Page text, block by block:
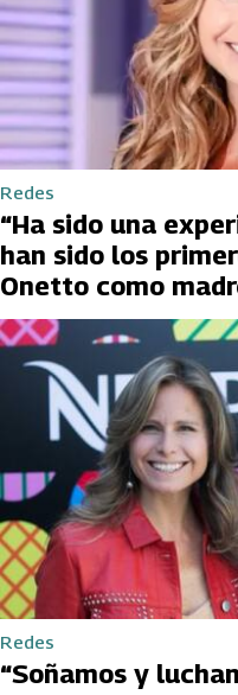
Redes
“Ha sido una
han sido los
Onetto como
Redes
“Soñamos y